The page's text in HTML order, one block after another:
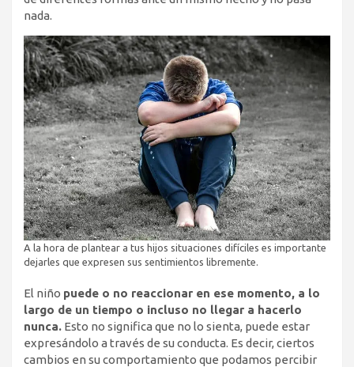
nada.
A la hora de plantear a tus hijos situaciones difíciles es importante
dejarles que expresen sus sentimientos libremente.
El niño puede o no reaccionar en ese momento, a lo
largo de un tiempo o incluso no llegar a hacerlo
nunca. Esto no significa que no lo sienta, puede estar
expresándolo a través de su conducta. Es decir, ciertos
cambios en su comportamiento que podamos percibir